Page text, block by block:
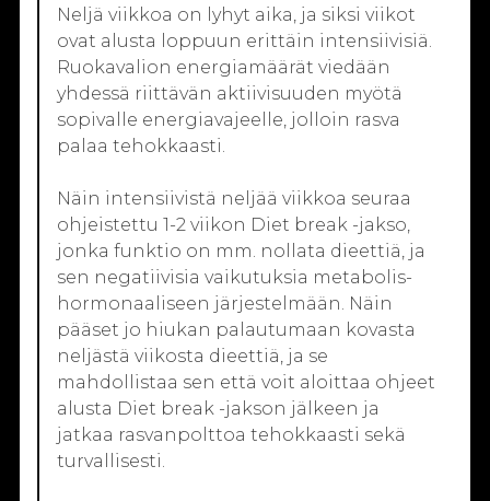
Neljä viikkoa on lyhyt aika, ja siksi viikot
ovat alusta loppuun erittäin intensiivisiä.
Ruokavalion energiamäärät viedään
yhdessä riittävän aktiivisuuden myötä
sopivalle energiavajeelle, jolloin rasva
palaa tehokkaasti.
Näin intensiivistä neljää viikkoa seuraa
ohjeistettu 1-2 viikon Diet break -jakso,
jonka funktio on mm. nollata dieettiä, ja
sen negatiivisia vaikutuksia metabolis-
hormonaaliseen järjestelmään. Näin
pääset jo hiukan palautumaan kovasta
neljästä viikosta dieettiä, ja se
mahdollistaa sen että voit aloittaa ohjeet
alusta Diet break -jakson jälkeen ja
jatkaa rasvanpolttoa tehokkaasti sekä
turvallisesti.